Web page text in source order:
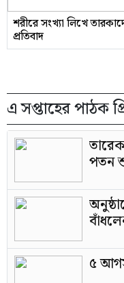
শরীরে সংখ্যা লিখে
প্রতিবাদ
এ সপ্তাহের পাঠক
পতন
৫